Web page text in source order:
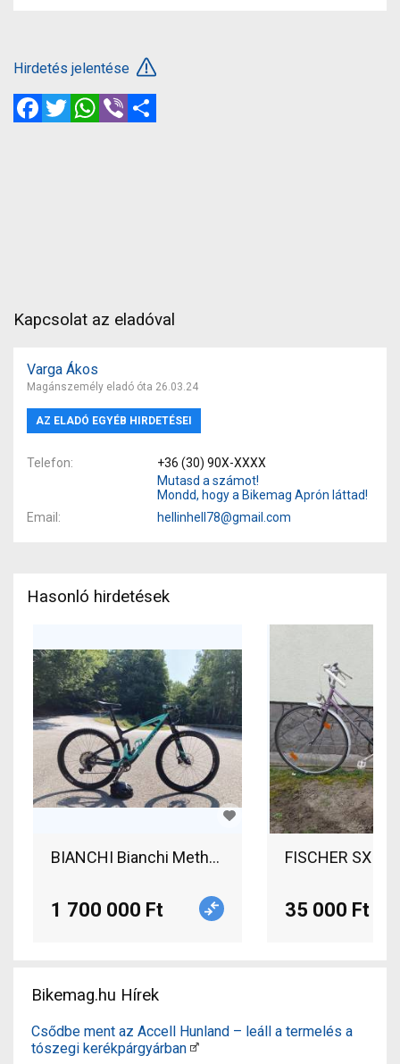
Hirdetés jelentése
FacebookTwitterWhatsApp
Viber
Kapcsolat az eladóval
Varga Ákos
Magánszemély eladó óta 26.03.24
AZ ELADÓ EGYÉB HIRDETÉSEI
Telefon
+36 (30) 90X-XXXX
Mutasd a számot!
Mondd, hogy a Bikemag Aprón láttad!
Email
hellinhell78@gmail.com
Hasonló hirdetések
BIANCHI Bianchi Methanol CV FS 9.2 - XTR/XT
1 700 000 Ft
FISCHER SX
35 000 Ft
Bikemag.hu Hírek
Csődbe ment az Accell Hunland – leáll a termelés a
tószegi kerékpárgyárban